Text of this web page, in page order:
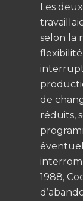
Les
selon la
flexibilité
de
réduits,
1988,